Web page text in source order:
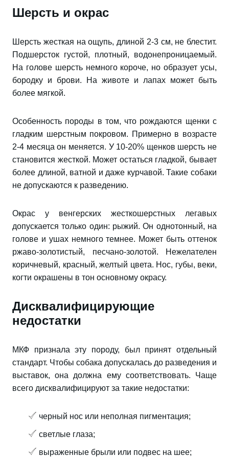
Шерсть и окрас
Шерсть жесткая на ощупь, длиной 2-3 см, не блестит.
Подшерсток густой, плотный, водонепроницаемый.
На голове шерсть немного короче, но образует усы,
бородку и брови. На животе и лапах может быть
более мягкой.
Особенность породы в том, что рождаются щенки с
гладким шерстным покровом. Примерно в возрасте
2-4 месяца он меняется. У 10-20% щенков шерсть не
становится жесткой. Может остаться гладкой, бывает
более длиной, ватной и даже курчавой. Такие собаки
не допускаются к разведению.
Окрас у венгерских жесткошерстных легавых
допускается только один: рыжий. Он однотонный, на
голове и ушах немного темнее. Может быть оттенок
ржаво-золотистый, песчано-золотой. Нежелателен
коричневый, красный, желтый цвета. Нос, губы, веки,
когти окрашены в тон основному окрасу.
Дисквалифицирующие
недостатки
МКФ признала эту породу, был принят отдельный
стандарт. Чтобы собака допускалась до разведения и
выставок, она должна ему соответствовать. Чаще
всего дисквалифицируют за такие недостатки:
черный нос или неполная пигментация;
светлые глаза;
выраженные брыли или подвес на шее;